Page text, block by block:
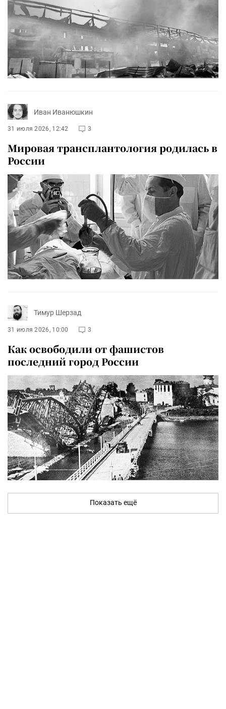
Иван Иванюшкин
31 июля 2026, 12:42 3
Мировая трансплантология родилась в
России
Тимур Шерзад
31 июля 2026, 10:00 3
Как освободили от фашистов
последний город России
Показать ещё